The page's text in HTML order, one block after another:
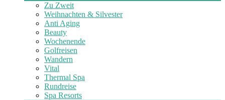
Zu Zweit
Weihnachten & Silvester
Anti Aging
Beauty
Wochenende
Golfreisen
Wandern
Vital
Thermal Spa
Rundreise
Spa Resorts